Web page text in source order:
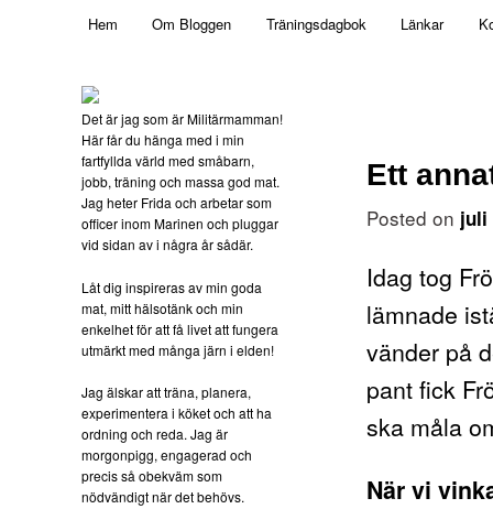
Militärmamman
Skip to primary content
Hem Om Bloggen Träningsdagbok Länkar
Ett
Posted on juli
Idag tog
lämnade
vänder på
pant fick
ska måla
När vi
Det är jag som är Militärmamman!
Här får du hänga med i min
fartfyllda värld med småbarn,
jobb, träning och massa god mat.
Jag heter Frida och arbetar som
officer inom Marinen och pluggar
vid sidan av i några år sådär.
Låt dig inspireras av min goda
mat, mitt hälsotänk och min
enkelhet för att få livet att fungera
utmärkt med många järn i elden!
Jag älskar att träna, planera,
experimentera i köket och att ha
ordning och reda. Jag är
morgonpigg, engagerad och
precis så obekväm som
nödvändigt när det behövs.